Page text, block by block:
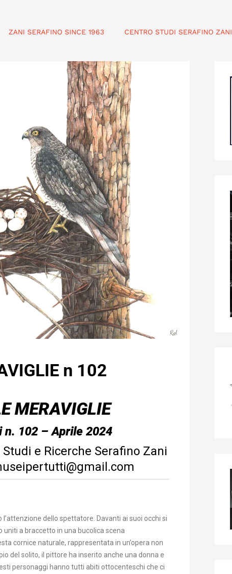
ZANI SERAFINO SINCE 1963 CENTRO STUDI SERAFINO ZANI
n 102
MERAVIGLIE
102 – Aprile 2024
Studi e Ricerche Serafino Zani
dello spettatore. Davanti ai suoi occhi si
uniti a braccetto in una bucolica scena
cornice naturale, rappresentata in un’opera non
del solito, il pittore ha inserito anche una donna e
personaggi hanno tutti abiti ottocenteschi che ci